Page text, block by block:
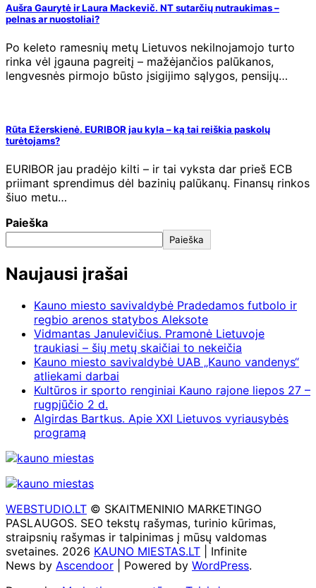
Aušra Gaurytė ir Laura Mackevič. NT sutarčių nutraukimas –
pelnas ar nuostoliai?
Po keleto ramesnių metų Lietuvos nekilnojamojo turto
rinka vėl įgauna pagreitį – mažėjančios palūkanos,
lengvesnės pirmojo būsto įsigijimo sąlygos, pensijų…
Rūta Ežerskienė. EURIBOR jau kyla – ką tai reiškia paskolų
turėtojams?
EURIBOR jau pradėjo kilti – ir tai vyksta dar prieš ECB
priimant sprendimus dėl bazinių palūkanų. Finansų rinkos
šiuo metu…
Paieška
Paieška
Naujausi įrašai
Kauno miesto savivaldybė Pradedamos futbolo ir
regbio arenos statybos Aleksote
Vidmantas Janulevičius. Pramonė Lietuvoje
traukiasi – šių metų skaičiai to nekeičia
Kauno miesto savivaldybė UAB „Kauno vandenys“
atliekami darbai
Kultūros ir sporto renginiai Kauno rajone liepos 27 –
rugpjūčio 2 d.
Algirdas Bartkus. Apie XXI Lietuvos vyriausybės
programą
WEBSTUDIO.LT © SKAITMENINIO MARKETINGO
PASLAUGOS. SEO tekstų rašymas, turinio kūrimas,
straipsnių rašymas ir talpinimas į mūsų valdomas
svetaines. 2026 KAUNO MIESTAS.LT | Infinite
News by Ascendoor | Powered by WordPress.